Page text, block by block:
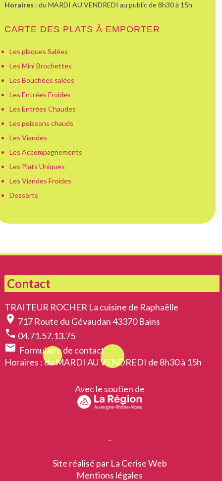
Horaires : du MARDI AU VENDREDI au public de 8h30 à 15h
CARTE DES PLATS À EMPORTER
Les plaques Salées
Les Mini Brochettes
Les Bouchées salées
Les Entrées Froides
Les Entrées Chaudes
Les poissons chauds
Les Viandes
Les Accompagnements
Les Plats Uniques
Les Viandes Froides
Desserts
Contact
TRAITEUR ROCHER La cuisine de Raphaëlle
location_on 717 Route du Gévaudan 43370 Bains
phone 04.71.57.13.75
email Formulaire de contact
Horaires : du MARDI AU VENDREDI de 8h30 à 15h
Avec le soutien de
–
Site réalisé par La Cerise Web
Mentions légales